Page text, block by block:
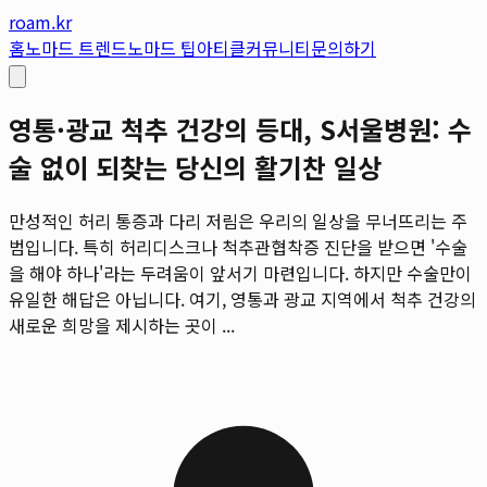
roam.kr
홈노마드 트렌드노마드 팁아티클커뮤니티문의하기
영통·광교 척추 건강의 등대, S서울병원: 수
술 없이 되찾는 당신의 활기찬 일상
만성적인 허리 통증과 다리 저림은 우리의 일상을 무너뜨리는 주
범입니다. 특히 허리디스크나 척추관협착증 진단을 받으면 '수술
을 해야 하나'라는 두려움이 앞서기 마련입니다. 하지만 수술만이
유일한 해답은 아닙니다. 여기, 영통과 광교 지역에서 척추 건강의
새로운 희망을 제시하는 곳이 ...